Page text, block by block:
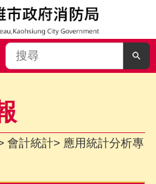
搜
尋
會計統計
應用統計分析專